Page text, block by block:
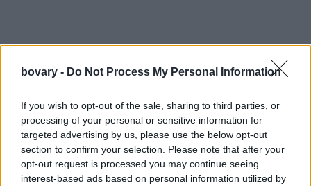
bovary - Do Not Process My Personal Information
If you wish to opt-out of the sale, sharing to third parties, or
processing of your personal or sensitive information for
targeted advertising by us, please use the below opt-out
section to confirm your selection. Please note that after your
opt-out request is processed you may continue seeing
interest-based ads based on personal information utilized by
Ζεστάνετε τον τόνο του δέρματος
«Συμβουλεύω τις πελάτισσές μου μετά από μια ορισμένη
ηλικία να στραφούν σε μια χρωματιστή ενυδατική κρέμα ή σε
μια από τις νέες υγρές αποχρώσεις δέρματος. Είναι πιο
κολακευτικό για το δέρμα μεγαλύτερης ηλικίας. Το foundation